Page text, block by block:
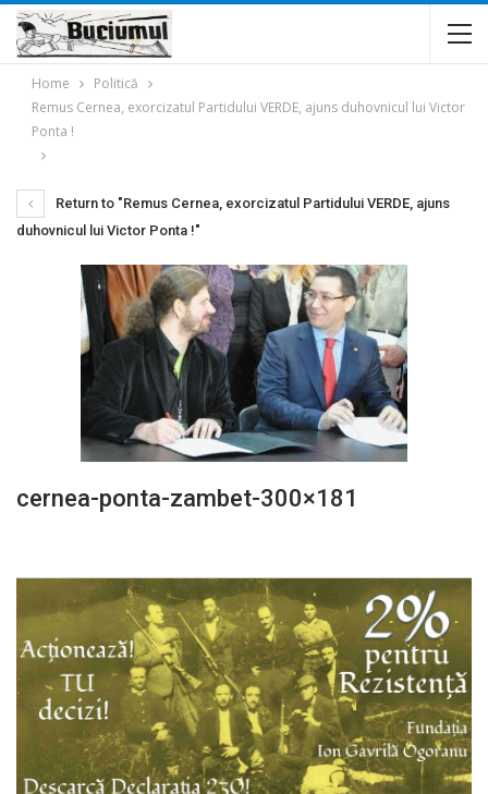
Home
Politică
Remus Cernea, exorcizatul Partidului VERDE, ajuns duhovnicul lui Victor
Ponta !
Return to "Remus Cernea, exorcizatul Partidului VERDE, ajuns
duhovnicul lui Victor Ponta !"
cernea-ponta-zambet-300×181